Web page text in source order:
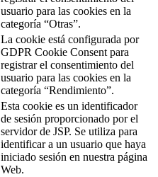
usuario para las cookies en la
categoría “Otras”.
La cookie está configurada por
GDPR Cookie Consent para
registrar el consentimiento del
usuario para las cookies en la
categoría “Rendimiento”.
Esta cookie es un identificador
de sesión proporcionado por el
servidor de JSP. Se utiliza para
identificar a un usuario que haya
iniciado sesión en nuestra página
Web.